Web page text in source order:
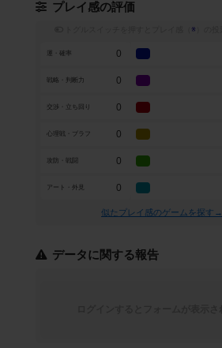
プレイ感の評価
※
運・確率 0
戦略・判断力 0
交渉・立ち回り 0
心理戦・ブラフ 0
攻防・戦闘 0
アート・外見 0
似たプレイ感のゲームを探す→
データに関する報告